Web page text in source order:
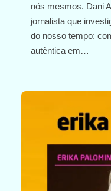
nós mesmos. Dani
jornalista que
do nosso tempo:
autêntica em…